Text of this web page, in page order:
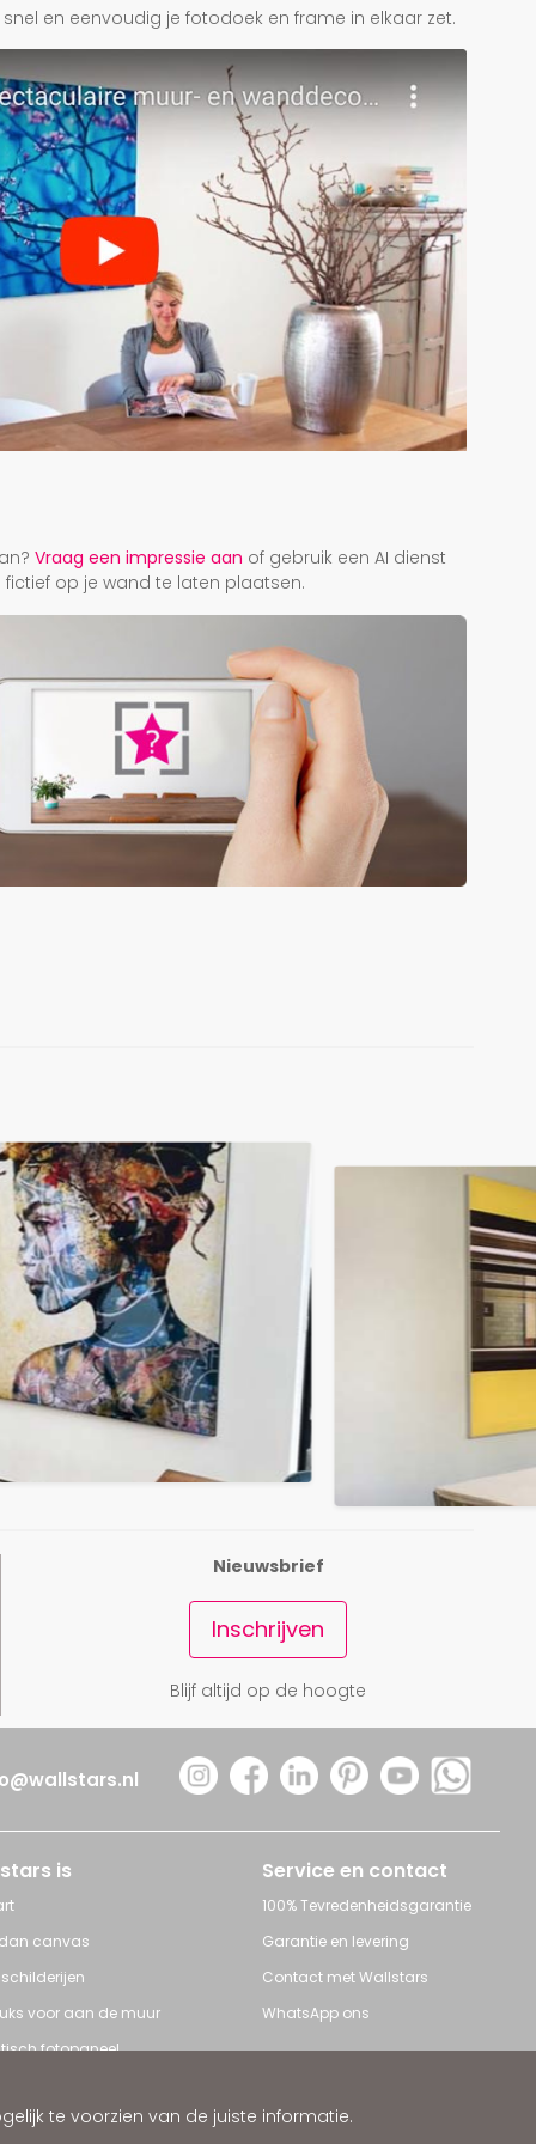
te voorzien van de juiste informatie.
en eenvoudig je fotodoek en frame in elkaar zet.
Vraag een impressie aan of gebruik een AI dienst
op je wand te laten plaatsen.
Nieuwsbrief
Inschrijven
Blijf altijd op de hoogte
is
canvas
voor aan de muur
fotopaneel
Service en contact
100% Tevredenheidsgarantie
Garantie en levering
Contact met Wallstars
WhatsApp ons